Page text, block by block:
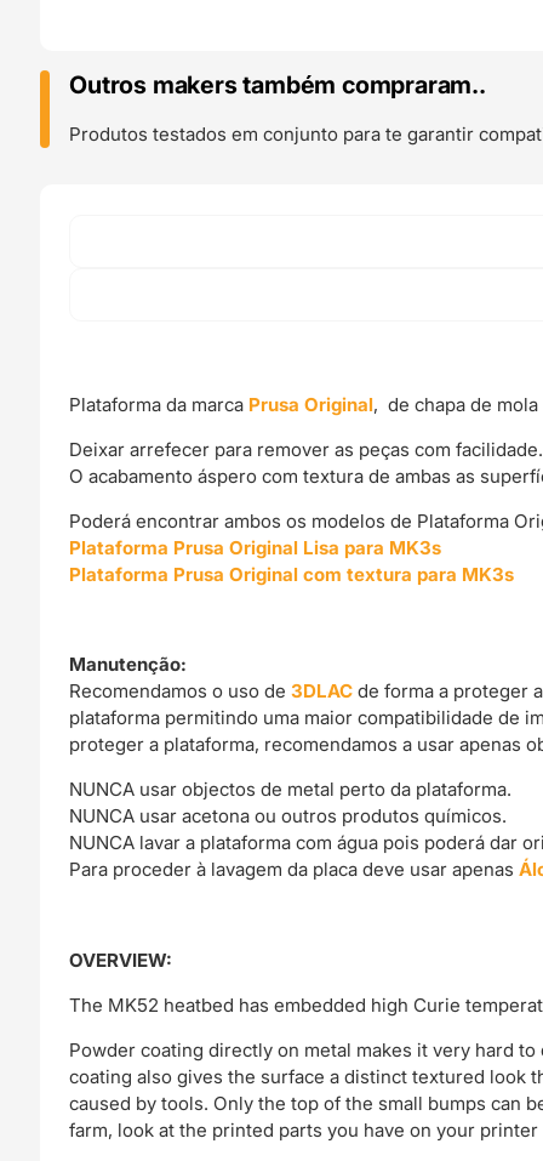
para
Prusa
i3
Sheet
Prusa
Original
Outros makers também compraram..
Produtos testados em conjunto para te garantir
Plataforma da marca Prusa Original, de chapa de
Deixar arrefecer para remover as peças com facilidade.
O acabamento áspero com textura de ambas as
Poderá encontrar ambos os modelos de Plataforma
Plataforma Prusa Original Lisa para MK3s
Plataforma Prusa Original com textura para MK3s
Manutenção:
Recomendamos o uso de3DLAC de forma a proteger
plataforma permitindo uma maior compatibilidade de
proteger a plataforma, recomendamos a usar apenas
NUNCA usar objectos de metal perto da plataforma.
NUNCA usar acetona ou outros produtos químicos.
NUNCA lavar a plataforma com água pois poderá dar
Para proceder à lavagem da placa deve usar apenas
OVERVIEW:
The MK52 heatbed has embedded high Curie
Powder coating directly on metal makes it very hard
coating also gives the surface a distinct textured look
caused by tools. Only the top of the small bumps can
farm, look at the printed parts you have on your